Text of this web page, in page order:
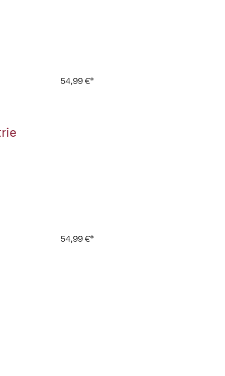
54,99 €*
54,99 €*